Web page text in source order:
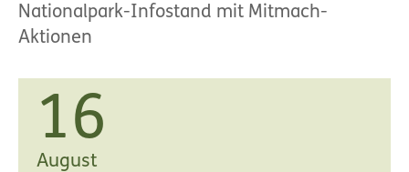
Nationalpark-Infostand mit Mitmach-
Aktionen
16
August